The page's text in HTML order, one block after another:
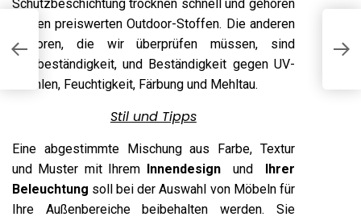
Schutzbeschichtung trocknen schnell und gehören
zu den preiswerten Outdoor-Stoffen. Die anderen
Faktoren, die wir überprüfen müssen, sind
Farbbeständigkeit, und Beständigkeit gegen UV-
Strahlen, Feuchtigkeit, Färbung und Mehltau.
Stil und Tipps
Eine abgestimmte Mischung aus Farbe, Textur
und Muster mit Ihrem
Innendesignund
Ihrer
Beleuchtung soll bei der Auswahl von Möbeln für
Ihre Außenbereiche beibehalten werden. Sie